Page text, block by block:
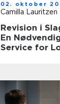
02. oktober
Camilla Lauritzen
Revision i
En
Service for